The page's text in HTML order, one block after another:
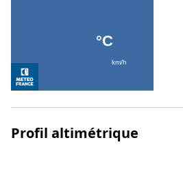
Profil altimétrique